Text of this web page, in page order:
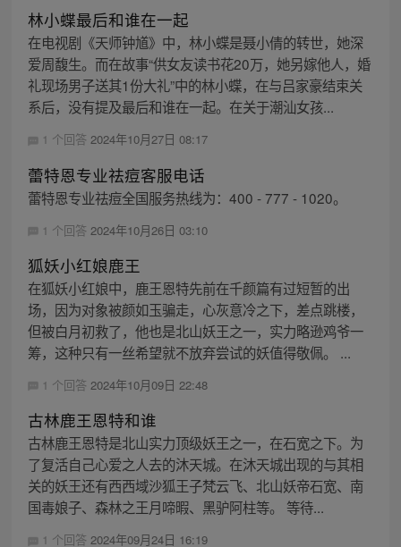
林小蝶最后和谁在一起
在电视剧《天师钟馗》中，林小蝶是聂小倩的转世，她深
爱周馥生。而在故事“供女友读书花20万，她另嫁他人，婚
礼现场男子送其1份大礼”中的林小蝶，在与吕家豪结束关
系后，没有提及最后和谁在一起。在关于潮汕女孩...
1 个回答 2024年10月27日 08:17
蕾特恩专业祛痘客服电话
蕾特恩专业祛痘全国服务热线为：400 - 777 - 1020。
1 个回答 2024年10月26日 03:10
狐妖小红娘鹿王
在狐妖小红娘中，鹿王恩特先前在千颜篇有过短暂的出
场，因为对象被颜如玉骗走，心灰意冷之下，差点跳楼，
但被白月初救了，他也是北山妖王之一，实力略逊鸡爷一
筹，这种只有一丝希望就不放弃尝试的妖值得敬佩。 ...
1 个回答 2024年10月09日 22:48
古林鹿王恩特和谁
古林鹿王恩特是北山实力顶级妖王之一，在石宽之下。为
了复活自己心爱之人去的沐天城。在沐天城出现的与其相
关的妖王还有西西域沙狐王子梵云飞、北山妖帝石宽、南
国毒娘子、森林之王月啼暇、黑驴阿柱等。 等待...
1 个回答 2024年09月24日 16:19